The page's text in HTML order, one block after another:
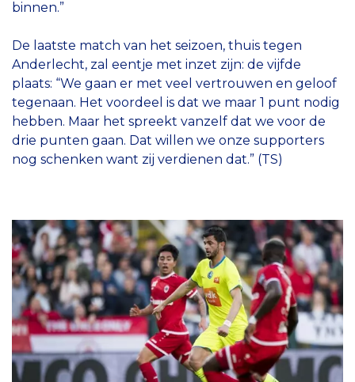
binnen.”
De laatste match van het seizoen, thuis tegen
Anderlecht, zal eentje met inzet zijn: de vijfde
plaats: “We gaan er met veel vertrouwen en geloof
tegenaan. Het voordeel is dat we maar 1 punt nodig
hebben. Maar het spreekt vanzelf dat we voor de
drie punten gaan. Dat willen we onze supporters
nog schenken want zij verdienen dat.” (TS)